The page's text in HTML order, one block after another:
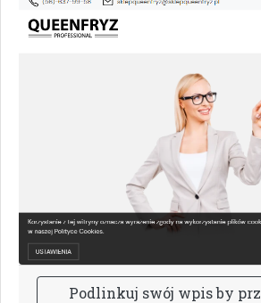
Podlinkuj swój wpisby prz